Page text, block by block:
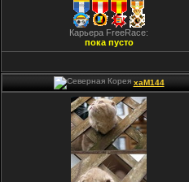
Карьера FreeRace:
пока пусто
xaM144